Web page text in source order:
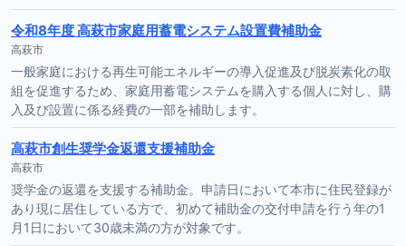
令和8年度 高萩市家庭用蓄電システム設置費補助金
高萩市
一般家庭における再生可能エネルギーの導入促進及び脱炭素化の取
組を促進するため、家庭用蓄電システムを購入する個人に対し、購
入及び設置に係る経費の一部を補助します。
高萩市創生奨学金返還支援補助金
高萩市
奨学金の返還を支援する補助金。申請日において本市に住民登録が
あり現に居住している方で、初めて補助金の交付申請を行う年の1
月1日において30歳未満の方が対象です。